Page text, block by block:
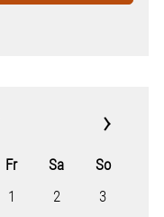
Fr Sa
So
1
2
3